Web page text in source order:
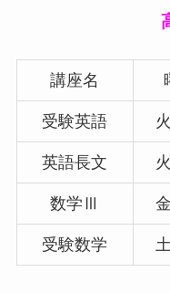
講座名
受験英語
英語長文
数学Ⅲ
受験数学